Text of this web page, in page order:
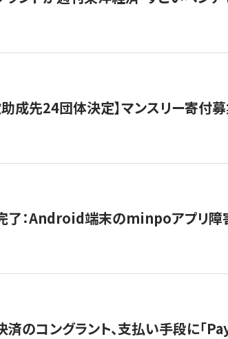
助成先24団体決定】マンスリー寄
了：Android端末のminpoアプリ障
済のコングラント、支払い手段に「